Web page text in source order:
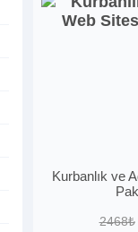
Kurbanlık ve
2468₺